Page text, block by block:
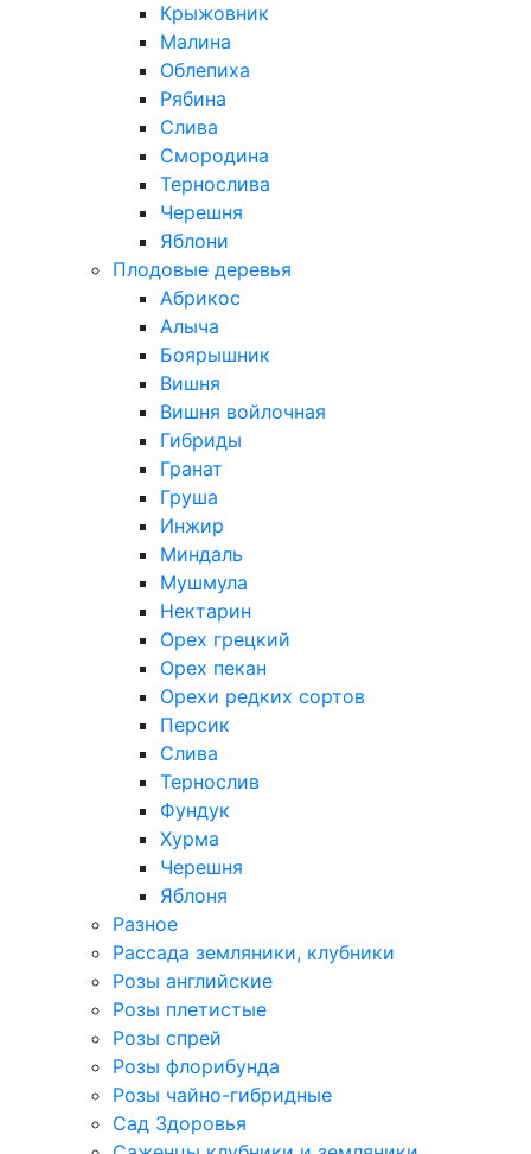
Крыжовник
Малина
Облепиха
Рябина
Слива
Смородина
Тернослива
Черешня
Яблони
Плодовые деревья
Абрикос
Алыча
Боярышник
Вишня
Вишня войлочная
Гибриды
Гранат
Груша
Инжир
Миндаль
Мушмула
Нектарин
Орех грецкий
Орех пекан
Орехи редких сортов
Персик
Слива
Тернослив
Фундук
Хурма
Черешня
Яблоня
Разное
Рассада земляники, клубники
Розы английские
Розы плетистые
Розы спрей
Розы флорибунда
Розы чайно-гибридные
Сад Здоровья